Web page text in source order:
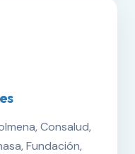
Consalud,
Fundación,